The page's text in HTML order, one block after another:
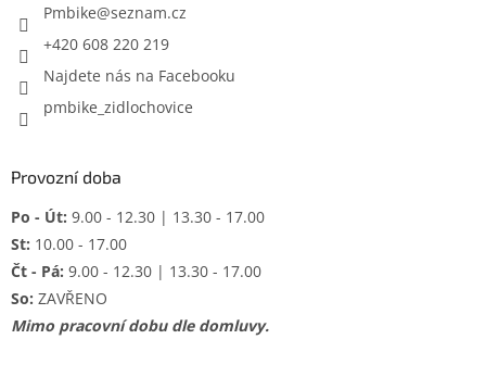
Pmbike@seznam.cz
+420 608 220 219
Najdete nás na Facebooku
pmbike_zidlochovice
Provozní doba
Po - Út: 9.00 - 12.30 | 13.30 - 17.00
St: 10.00 - 17.00
Čt - Pá: 9.00 - 12.30 | 13.30 - 17.00
So: ZAVŘENO
Mimo pracovní dobu dle domluvy.